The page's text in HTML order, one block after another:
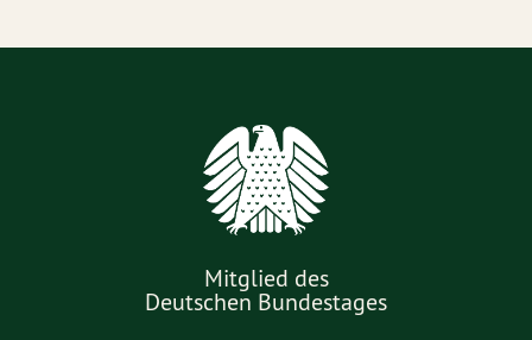
Mitglied des
Deutschen Bundestages